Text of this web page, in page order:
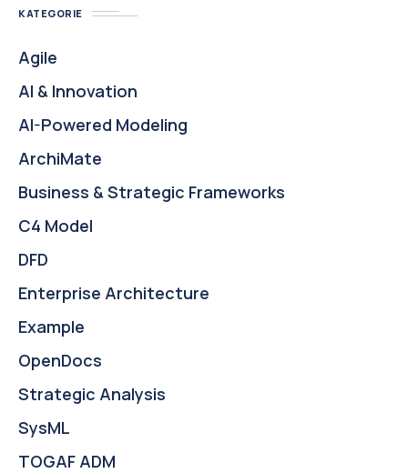
KATEGORIE
Agile
AI & Innovation
AI-Powered Modeling
ArchiMate
Business & Strategic Frameworks
C4 Model
DFD
Enterprise Architecture
Example
OpenDocs
Strategic Analysis
SysML
TOGAF ADM